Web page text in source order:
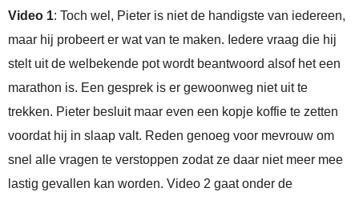
Video 1: Toch wel, Pieter is niet de handigste van iedereen,
maar hij probeert er wat van te maken. Iedere vraag die hij
stelt uit de welbekende pot wordt beantwoord alsof het een
marathon is. Een gesprek is er gewoonweg niet uit te
trekken. Pieter besluit maar even een kopje koffie te zetten
voordat hij in slaap valt. Reden genoeg voor mevrouw om
snel alle vragen te verstoppen zodat ze daar niet meer mee
lastig gevallen kan worden. Video 2 gaat onder de